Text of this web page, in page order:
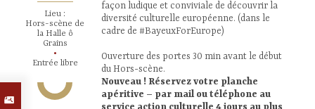
Lieu :
Hors-scène de
la Halle ô
Grains
•
Entrée libre
façon ludique et conviviale de découvrir la
diversité culturelle européenne. (dans le
cadre de #BayeuxForEurope)
Ouverture des portes 30 min avant le début
du Hors-scène.
Nouveau ! Réservez votre planche
apéritive – par mail ou téléphone au